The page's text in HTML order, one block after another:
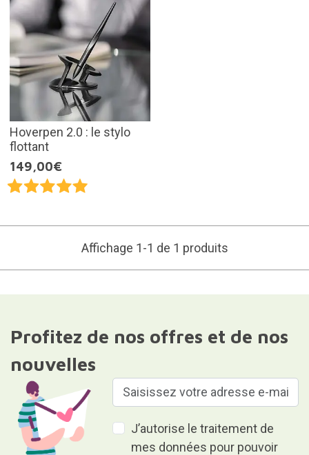
Hoverpen 2.0 : le stylo
flottant
149,00€
Affichage 1-1 de 1 produits
Profitez de nos offres et de nos
nouvelles
J’autorise le traitement de
mes données pour pouvoir